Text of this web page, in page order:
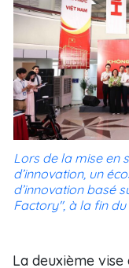
Lors de la mise en
d’innovation, un
d’innovation basé
Factory", à la fin du
La deuxième